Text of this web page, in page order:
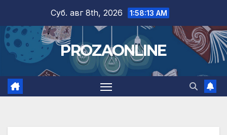
content
Суб. авг 8th, 2026 1:58:14 AM
PROZAONLINE